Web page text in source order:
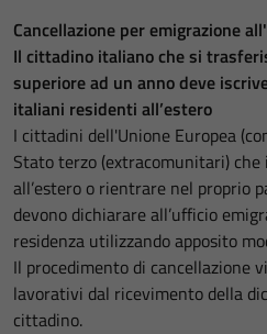
Cancellazione per emigrazione
Il cittadino italiano che si
superiore ad un anno deve
italiani residenti all’estero
I cittadini dell'Unione Europea
Stato terzo (extracomunitari)
all’estero o rientrare nel proprio
devono dichiarare all’ufficio
residenza utilizzando apposito
Il procedimento di cancellazione
lavorativi dal ricevimento della
cittadino.